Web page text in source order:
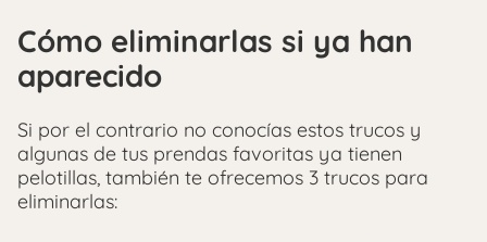
Cómo eliminarlas si ya han
aparecido
Si por el contrario no conocías estos trucos y
algunas de tus prendas favoritas ya tienen
pelotillas, también te ofrecemos 3 trucos para
eliminarlas: